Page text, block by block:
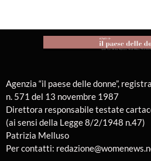
Agenzia “il paese delle donne”,
n. 571 del 13 novembre 1987
Direttora responsabile testate
(ai sensi della Legge 8/2/1948 n.47)
Patrizia Melluso
Per contatti: